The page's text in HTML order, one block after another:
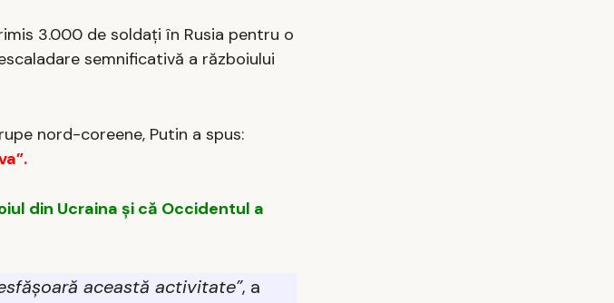
3.000 de soldați în Rusia pentru o
semnificativă a războiului
nord-coreene, Putin a spus:
din Ucraina și că Occidentul a
această activitate”, a